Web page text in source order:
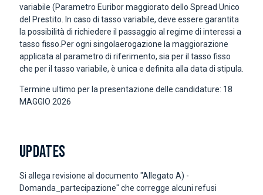
variabile (Parametro Euribor maggiorato dello Spread Unico
del Prestito. In caso di tasso variabile, deve essere garantita
la possibilità di richiedere il passaggio al regime di interessi a
tasso fisso.Per ogni singolaerogazione la maggiorazione
applicata al parametro di riferimento, sia per il tasso fisso
che per il tasso variabile, è unica e definita alla data di stipula.
Termine ultimo per la presentazione delle candidature: 18
MAGGIO 2026
UPDATES
Si allega revisione al documento "Allegato A) -
Domanda_partecipazione" che corregge alcuni refusi